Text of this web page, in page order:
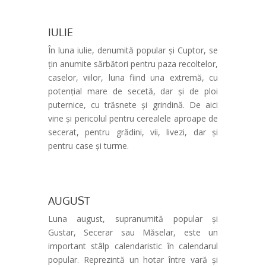
IULIE
În luna iulie, denumită popular și Cuptor, se
țin anumite sărbători pentru paza recoltelor,
caselor, viilor, luna fiind una extremă, cu
potențial mare de secetă, dar și de ploi
puternice, cu trăsnete și grindină. De aici
vine și pericolul pentru cerealele aproape de
secerat, pentru grădini, vii, livezi, dar și
pentru case și turme.
AUGUST
Luna august, supranumită popular și
Gustar, Secerar sau Măselar, este un
important stâlp calendaristic în calendarul
popular. Reprezintă un hotar între vară și